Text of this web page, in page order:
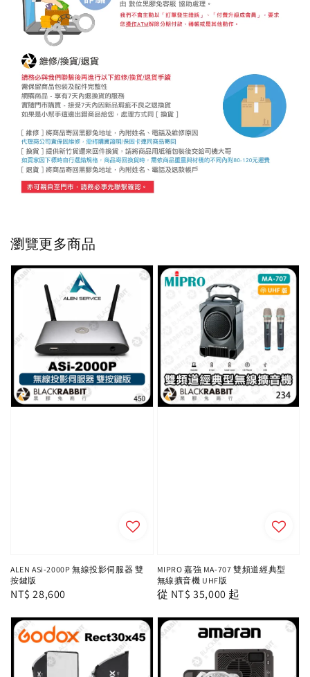
瀏覽更多商品
ALEN ASi-2000P 無線投影伺服器 雙
按鍵版
Regular
NT$ 28,600
MIPRO 嘉強 MA-707 雙頻道經典型
無線擴音機 UHF版
Regular
從 NT$ 35,000 起